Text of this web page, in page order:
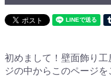
初めまして！壁面飾り
ジの中からこのページ